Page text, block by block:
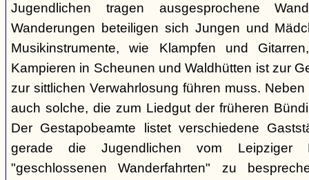
Jugendlichen tragen ausgesprochene
Wanderungen beteiligen sich Jungen und
Musikinstrumente, wie Klampfen und
Kampieren in Scheunen und Waldhütten ist zur
zur sittlichen Verwahrlosung führen muss.
auch solche, die zum Liedgut der früheren
Der Gestapobeamte listet verschiedene
gerade die Jugendlichen vom
"geschlossenen Wanderfahrten" zu